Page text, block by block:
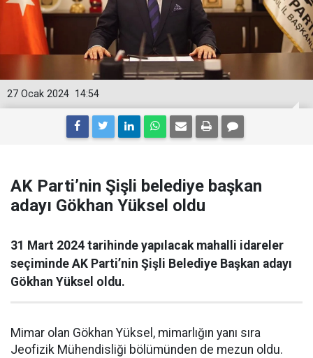
14:54
27 Ocak 2024
AK Parti’nin Şişli belediye başkan
adayı Gökhan Yüksel oldu
31 Mart 2024 tarihinde yapılacak mahalli idareler
seçiminde AK Parti’nin Şişli Belediye Başkan adayı
Gökhan Yüksel oldu.
Mimar olan Gökhan Yüksel, mimarlığın yanı sıra
Jeofizik Mühendisliği bölümünden de mezun oldu.